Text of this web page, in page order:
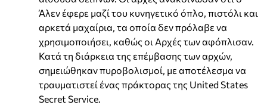
Άλεν έφερε μαζί του κυνηγετικό όπλο, πιστόλι και
αρκετά μαχαίρια, τα οποία δεν πρόλαβε να
χρησιμοποιήσει, καθώς οι Αρχές των αφόπλισαν.
Κατά τη διάρκεια της επέμβασης των αρχών,
σημειώθηκαν πυροβολισμοί, με αποτέλεσμα να
τραυματιστεί ένας πράκτορας της United States
Secret Service.